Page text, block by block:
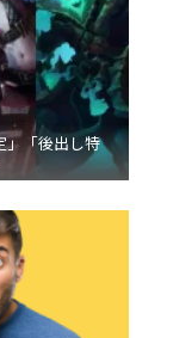
」「後出し特